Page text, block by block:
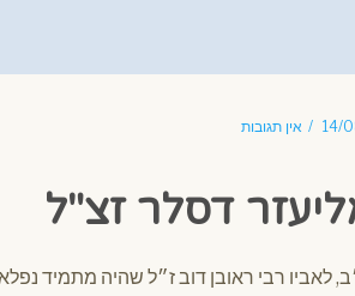
14/ אין תגובות
דסלר זצ"ל
לאביו רבי ראובן דוב ז״ל שהיה מתמיד